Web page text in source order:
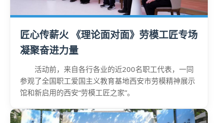
匠心传薪火 《理论面对面》劳模工匠专场
凝聚奋进力量
活动前，来自各行各业的近200名职工代表，一同
参观了全国职工爱国主义教育基地西安市劳模精神展示
馆和新启用的西安“劳模工匠之家”。